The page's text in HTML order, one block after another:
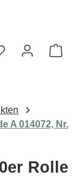
A 014072, Nr.
Rolle